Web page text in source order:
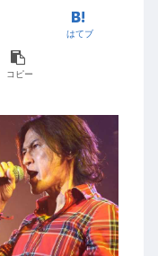
はてブ
コピー